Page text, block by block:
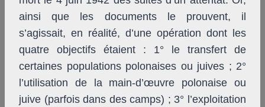
ainsi que les documents le prouvent, il
s’agissait, en réalité, d’une opération dont les
quatre objectifs étaient : 1° le transfert de
certaines populations polonaises ou juives ; 2°
l’utilisation de la main-d’œuvre polonaise ou
juive (parfois dans des camps) ; 3° l’exploitation